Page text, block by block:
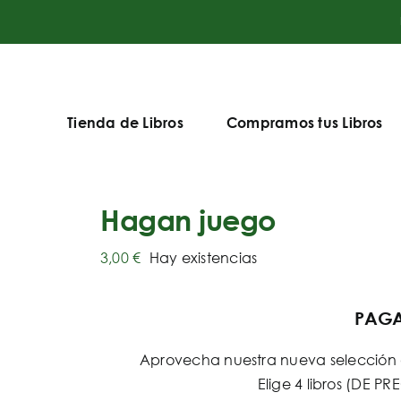
Tienda de Libros Compramos tus Libros
Hagan juego
3,00€ Hay existencias
Aprovecha nuestra nueva
Elige 4 libros (DE